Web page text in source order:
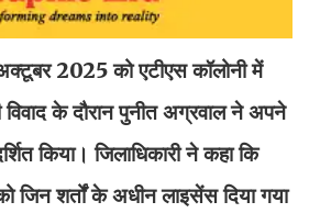
2025 को एटीएस कॉलोनी में
के दौरान पुनीत अग्रवाल ने अपने
किया। जिलाधिकारी ने कहा कि
जिन शर्तों के अधीन लाइसेंस दिया गया